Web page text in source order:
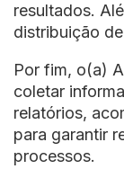
resultados.
distribuição
Por fim, o(a)
coletar
relatórios,
para garantir
processos.